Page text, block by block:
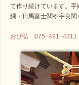
て作り続けています。
綱・日馬富士関や宇良関
おび弘 075−491−4311